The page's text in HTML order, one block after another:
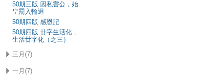
50期三版 因私害公，始
皇罰入輪迴
50期四版 感恩記
50期四版 廿字生活化，
生活廿字化（之三）
三月(7)
一月(7)